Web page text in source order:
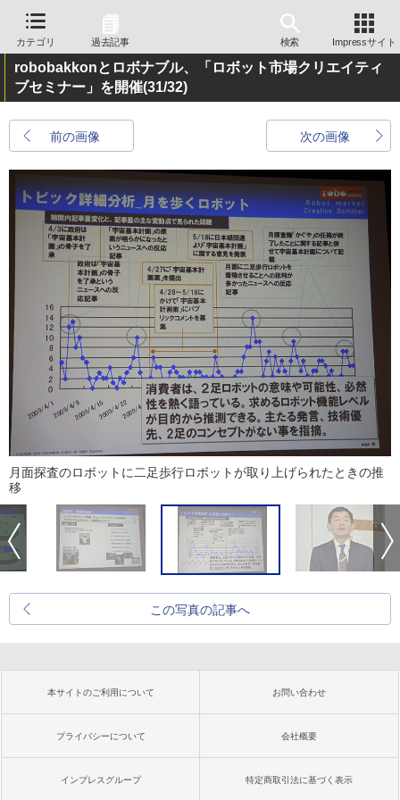
カテゴリ 過去記事 検索 Impressサイト
robobakkonとロボナブル、「ロボット市場クリエイティ
ブセミナー」を開催(31/32)
前の画像 次の画像
月面探査のロボットに二足歩行ロボットが取り上げられたときの推
移
この写真の記事へ
本サイトのご利用について お問い合わせ
プライバシーについて 会社概要
インプレスグループ 特定商取引法に基づく表示